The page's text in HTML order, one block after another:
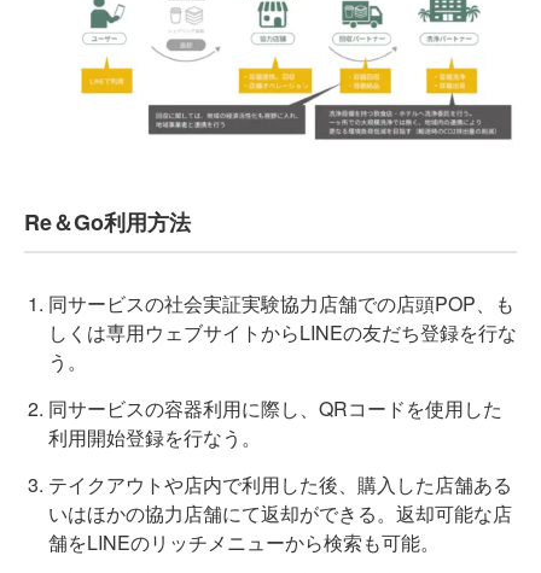
Re＆Go利用方法
同サービスの社会実証実験協力店舗での店頭POP、も
しくは専用ウェブサイトからLINEの友だち登録を行な
う。
同サービスの容器利用に際し、QRコードを使用した
利用開始登録を行なう。
テイクアウトや店内で利用した後、購入した店舗ある
いはほかの協力店舗にて返却ができる。返却可能な店
舗をLINEのリッチメニューから検索も可能。